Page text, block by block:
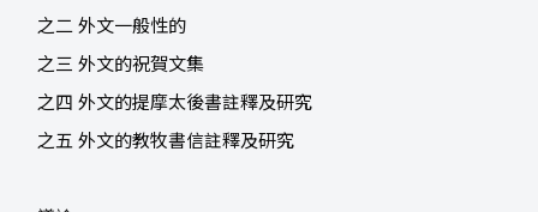
之二 外文一般性的
之三 外文的祝賀文集
之四 外文的提摩太後書註釋及研究
之五 外文的教牧書信註釋及研究